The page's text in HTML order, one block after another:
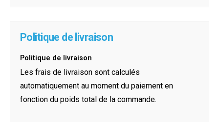
Politique de livraison
Politique de livraison
Les frais de livraison sont calculés
automatiquement au moment du paiement en
fonction du poids total de la commande.